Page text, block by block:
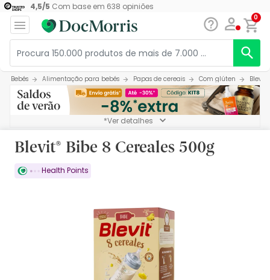
4,5/5 Com base em 638 opiniões
0
Bebés Alimentação para bebés Papas de cereais Com glúten
*Ver detalhes
Blevit® Bibe 8 Cereales 500g
Health Points